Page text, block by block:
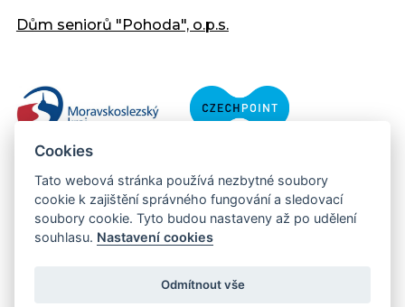
Dům seniorů "Pohoda", o.p.s.
Copyright © 2013 - 2026 Městský úřad Orlová
Cookies
Tato webová stránka používá nezbytné soubory
cookie k zajištění správného fungování a sledovací
soubory cookie. Tyto budou nastaveny až po udělení
souhlasu. Nastavení cookies
Odmítnout vše